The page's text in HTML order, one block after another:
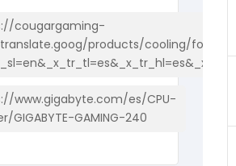
cougargaming-
products/cooling/
www.gigabyte.com/es/CPU-
GIGABYTE-GAMING-240